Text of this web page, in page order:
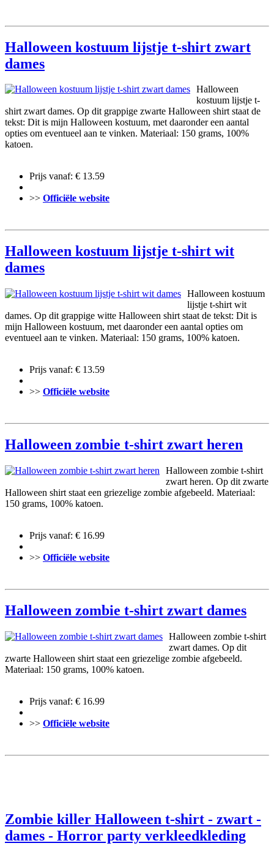
Halloween kostuum lijstje t-shirt zwart
dames
Halloween
kostuum lijstje t-
shirt zwart dames. Op dit grappige zwarte Halloween shirt staat de
tekst: Dit is mijn Halloween kostuum, met daaronder een aantal
opties om eventueel aan te vinken. Materiaal: 150 grams, 100%
katoen.
Prijs vanaf: € 13.59
>> Officiële website
Halloween kostuum lijstje t-shirt wit
dames
Halloween kostuum
lijstje t-shirt wit
dames. Op dit grappige witte Halloween shirt staat de tekst: Dit is
mijn Halloween kostuum, met daaronder een aantal opties om
eventueel aan te vinken. Materiaal: 150 grams, 100% katoen.
Prijs vanaf: € 13.59
>> Officiële website
Halloween zombie t-shirt zwart heren
Halloween zombie t-shirt
zwart heren. Op dit zwarte
Halloween shirt staat een griezelige zombie afgebeeld. Materiaal:
150 grams, 100% katoen.
Prijs vanaf: € 16.99
>> Officiële website
Halloween zombie t-shirt zwart dames
Halloween zombie t-shirt
zwart dames. Op dit
zwarte Halloween shirt staat een griezelige zombie afgebeeld.
Materiaal: 150 grams, 100% katoen.
Prijs vanaf: € 16.99
>> Officiële website
Zombie killer Halloween t-shirt - zwart -
dames - Horror party verkleedkleding